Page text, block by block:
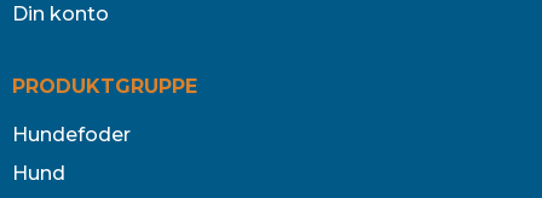
Din konto
PRODUKTGRUPPE
Hundefoder
Hund